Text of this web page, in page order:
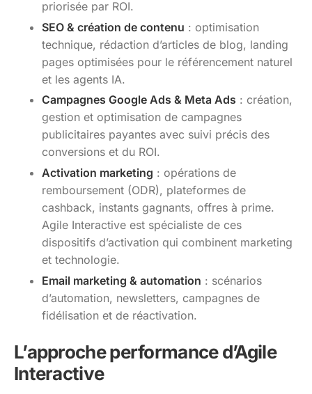
priorisée par ROI.
SEO & création de contenu : optimisation
technique, rédaction d’articles de blog, landing
pages optimisées pour le référencement naturel
et les agents IA.
Campagnes Google Ads & Meta Ads : création,
gestion et optimisation de campagnes
publicitaires payantes avec suivi précis des
conversions et du ROI.
Activation marketing : opérations de
remboursement (ODR), plateformes de
cashback, instants gagnants, offres à prime.
Agile Interactive est spécialiste de ces
dispositifs d’activation qui combinent marketing
et technologie.
Email marketing & automation : scénarios
d’automation, newsletters, campagnes de
fidélisation et de réactivation.
L’approche performance d’Agile
Interactive